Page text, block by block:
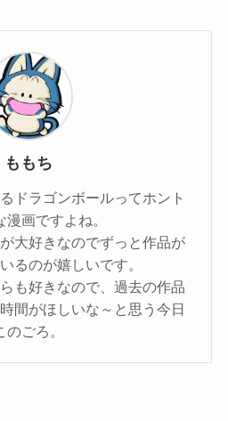
ももち
ドラゴンボールってホント
漫画ですよね。
大好きなのでずっと作品が
るのが嬉しいです。
も好きなので、過去の作品
間がほしいな～と思う今日
のごろ。